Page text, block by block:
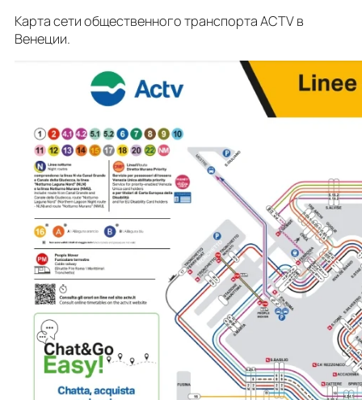
Карта сети общественного транспорта ACTV в
Венеции.